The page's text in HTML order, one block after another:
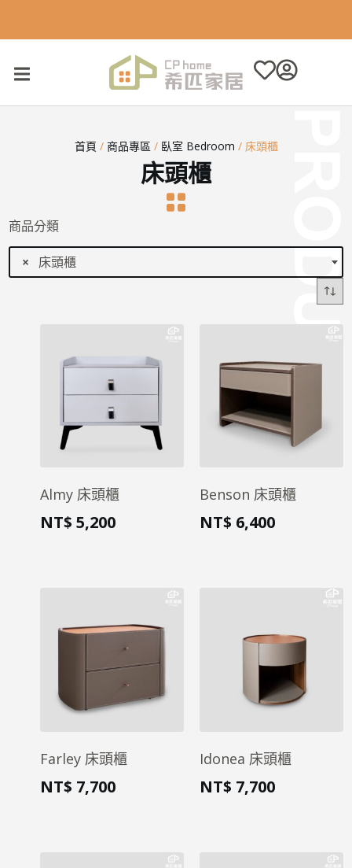
至
要
首頁 / 商品專區 / 臥室 Bedroom / 床頭櫃
床頭櫃
商品分類
× 床頭櫃
Almy 床頭櫃
NT$ 5,200
Benson 床頭櫃
NT$ 6,400
Farley 床頭櫃
NT$ 7,700
Idonea 床頭櫃
NT$ 7,700